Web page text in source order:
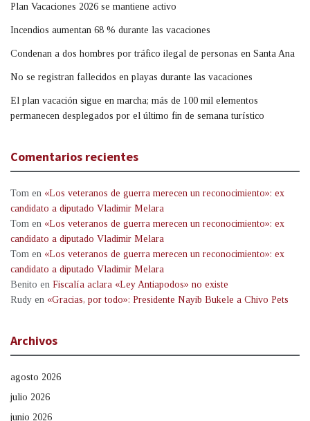
Plan Vacaciones 2026 se mantiene activo
Incendios aumentan 68 % durante las vacaciones
Condenan a dos hombres por tráfico ilegal de personas en Santa Ana
No se registran fallecidos en playas durante las vacaciones
El plan vacación sigue en marcha; más de 100 mil elementos
permanecen desplegados por el último fin de semana turístico
Comentarios recientes
Tom en «Los veteranos de guerra merecen un reconocimiento»: ex
candidato a diputado Vladimir Melara
Tom en «Los veteranos de guerra merecen un reconocimiento»: ex
candidato a diputado Vladimir Melara
Tom en «Los veteranos de guerra merecen un reconocimiento»: ex
candidato a diputado Vladimir Melara
Benito en Fiscalía aclara «Ley Antiapodos» no existe
Rudy en «Gracias, por todo»: Presidente Nayib Bukele a Chivo Pets
Archivos
agosto 2026
julio 2026
junio 2026